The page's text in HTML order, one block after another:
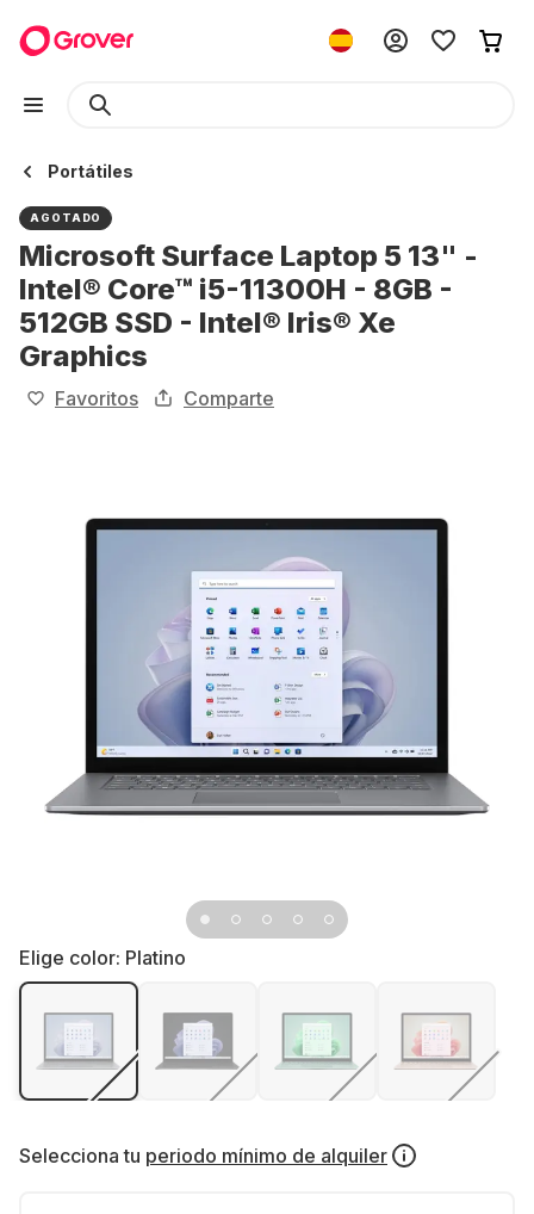
Portátiles
AGOTADO
Microsoft Surface Laptop 5 13" -
Intel® Core™ i5-11300H - 8GB -
512GB SSD - Intel® Iris® Xe
Graphics
Favoritos Comparte
Elige color: Platino
Selecciona tu periodo mínimo de alquiler